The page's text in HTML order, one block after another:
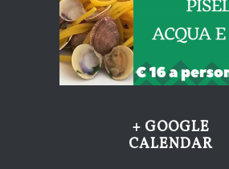
+ GOOGLE
CALENDAR